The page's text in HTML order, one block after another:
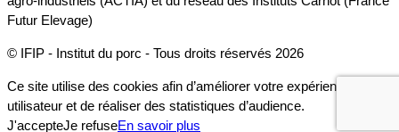
Futur Elevage)
© IFIP - Institut du porc - Tous droits réservés 2026
Ce site utilise des cookies afin d’améliorer votre expérience
utilisateur et de réaliser des statistiques d’audience.
J'accepteJe refuseEn savoir plus